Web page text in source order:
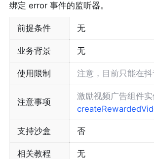
绑定 error 事件的监听器。
前提条件 无
业务背景 无
使用限制 注意，目前只能在
注意事项
激励视频广告组件
支持沙盒 否
相关教程 无